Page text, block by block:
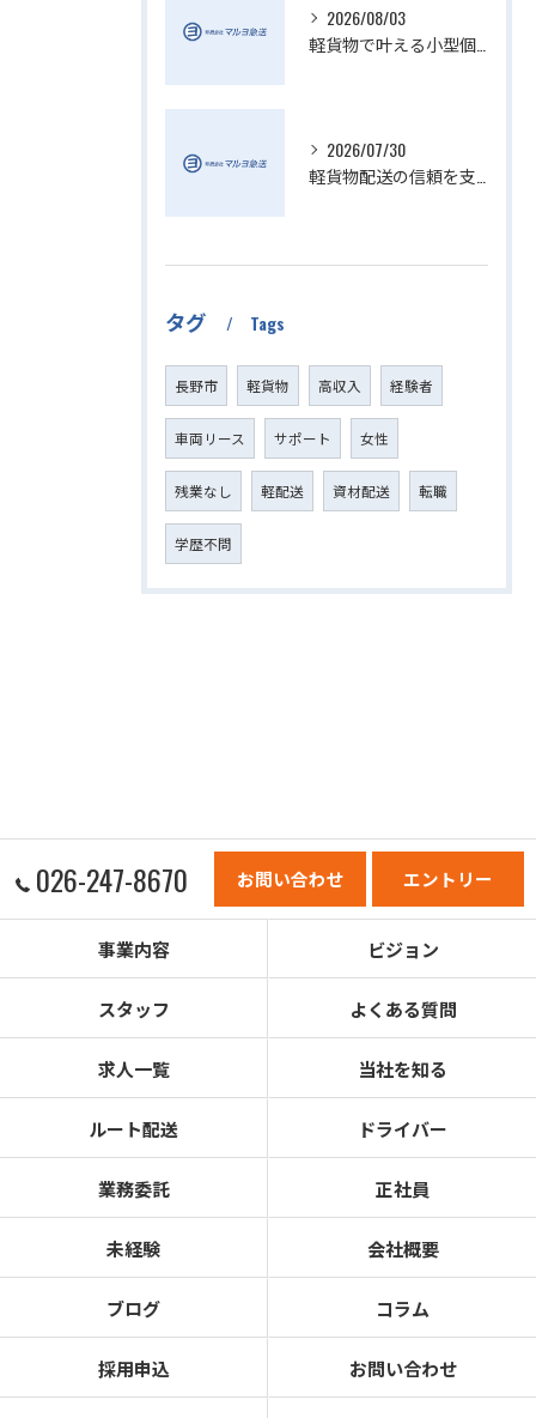
2026/08/03
2026/07/30
タグ Tags
長野市 軽貨物 高収入 経験者
車両リース サポート 女性
残業なし 軽配送 資材配送 転職
学歴不問
026-247-8670 お問い合わせ エントリー
事業内容 ビジョン
スタッフ よくある質問
求人一覧 当社を知る
ルート配送 ドライバー
業務委託 正社員
未経験 会社概要
ブログ コラム
採用申込 お問い合わせ